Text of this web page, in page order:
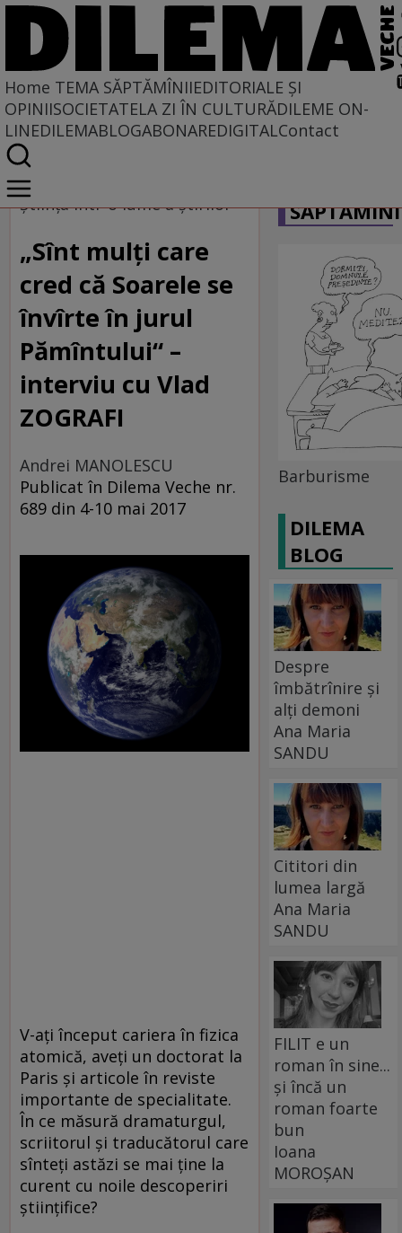
Home TEMA SĂPTĂMÎNIIEDITORIALE ȘI
OPINIISOCIETATELA ZI ÎN CULTURĂDILEME ON-
LINEDILEMABLOGABONAREDIGITALContact
Home
Tema săptămînii
Ştiinţa într-o lume a ştirilor
„Sînt mulţi care
cred că Soarele se
învîrte în jurul
Pămîntului“ –
interviu cu Vlad
ZOGRAFI
Andrei MANOLESCU
Publicat în Dilema Veche nr.
689 din 4-10 mai 2017
V-ați început cariera în fizica
atomică, aveți un doctorat la
Paris și articole în reviste
importante de specialitate.
În ce măsură dramaturgul,
scriitorul și traducătorul care
sînteți astăzi se mai ține la
curent cu noile descoperiri
științifice?
Barburisme
DILEMA
BLOG
Despre
îmbătrînire și
alți demoni
Ana Maria
SANDU
Cititori din
lumea largă
Ana Maria
SANDU
FILIT e un
roman în sine...
și încă un
roman foarte
bun
Ioana
MOROȘAN